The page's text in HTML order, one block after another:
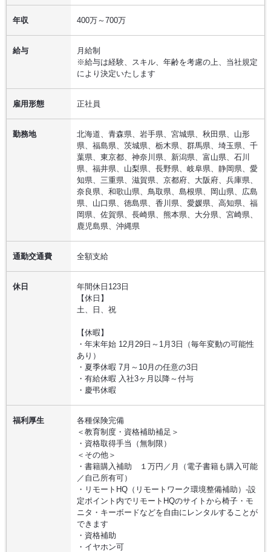
年収 400万～700万
給与
月給制
※給与は経験、スキル、年齢を考慮の上、当社規定
により決定いたします
雇用形態 正社員
勤務地
北海道、青森県、岩手県、宮城県、秋田県、山形
県、福島県、茨城県、栃木県、群馬県、埼玉県、千
葉県、東京都、神奈川県、新潟県、富山県、石川
県、福井県、山梨県、長野県、岐阜県、静岡県、愛
知県、三重県、滋賀県、京都府、大阪府、兵庫県、
奈良県、和歌山県、鳥取県、島根県、岡山県、広島
県、山口県、徳島県、香川県、愛媛県、高知県、福
岡県、佐賀県、長崎県、熊本県、大分県、宮崎県、
鹿児島県、沖縄県
通勤交通費 全額支給
休日
年間休日123日
【休日】
土、日、祝
【休暇】
・年末年始 12月29日～1月3日（毎年変動の可能性
あり）
・夏季休暇 7月～10月の任意の3日
・有給休暇 入社3ヶ月以降～付与
・慶弔休暇
福利厚生
各種保険完備
＜教育制度・資格補助補足＞
・資格取得手当（無制限）
＜その他＞
・書籍購入補助 １万円／月（電子書籍も購入可能
／自己所有可）
・リモートHQ（リモートワーク環境整備補助）-設
定ポイント内でリモートHQのサイトから椅子・モ
ニタ・キーボードなどを自由にレンタルすることが
できます
・資格補助
・イヤホン可